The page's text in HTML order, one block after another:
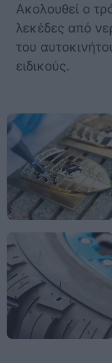
Ακολουθεί ο
λεκέδες από
του
ειδικούς.